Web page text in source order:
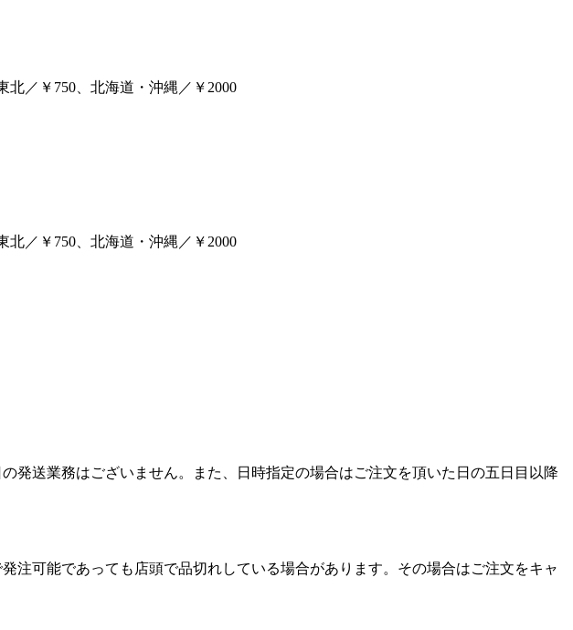
北／￥750、北海道・沖縄／￥2000
北／￥750、北海道・沖縄／￥2000
発送業務はございません。また、日時指定の場合はご注文を頂いた日の五日目以降
注可能であっても店頭で品切れしている場合があります。その場合はご注文をキャ